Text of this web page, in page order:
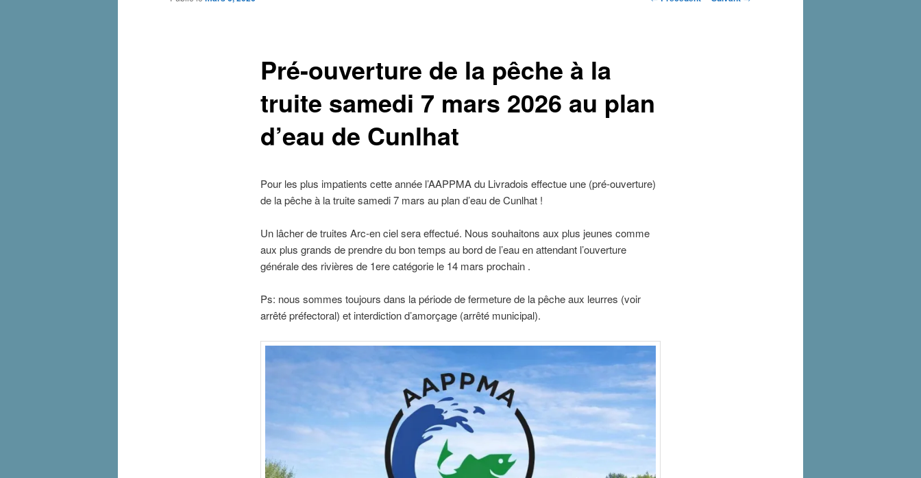
Pré-ouverture de la pêche à la
truite samedi 7 mars 2026 au plan
d’eau de Cunlhat
Pour les plus impatients cette année l’AAPPMA du Livradois effectue une (pré-ouverture)
de la pêche à la truite samedi 7 mars au plan d’eau de Cunlhat !
Un lâcher de truites Arc-en ciel sera effectué. Nous souhaitons aux plus jeunes comme
aux plus grands de prendre du bon temps au bord de l’eau en attendant l’ouverture
générale des rivières de 1ere catégorie le 14 mars prochain .
Ps: nous sommes toujours dans la période de fermeture de la pêche aux leurres (voir
arrêté préfectoral) et interdiction d’amorçage (arrêté municipal).